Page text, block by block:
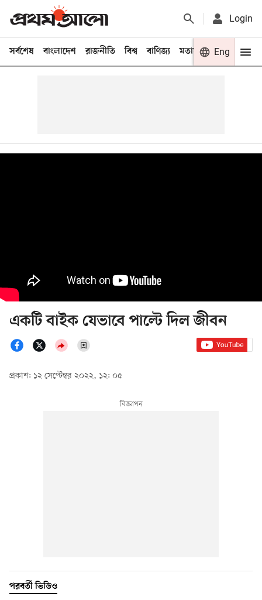
Login
সর্বশেষ বাংলাদেশ রাজনীতি বিশ্ব বাণিজ্য মতামত খেলা
Eng
একটি বাইক যেভাবে পাল্টে দিল জীবন
প্রকাশ: ১২ সেপ্টেম্বর ২০২২, ১২: ০৫
পরবর্তী ভিডিও